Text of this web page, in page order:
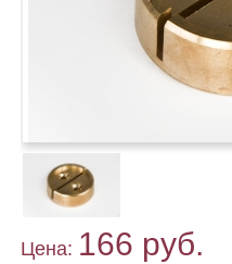
Цена: 166 руб.